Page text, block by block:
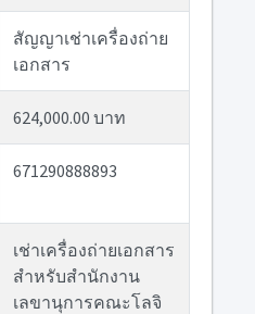
สัญญาเช่าเครื่องถ่าย
เอกสาร
624,000.00 บาท
671290888893
เช่าเครื่องถ่ายเอกสาร
สำหรับสำนักงาน
เลขานุการคณะโลจิ